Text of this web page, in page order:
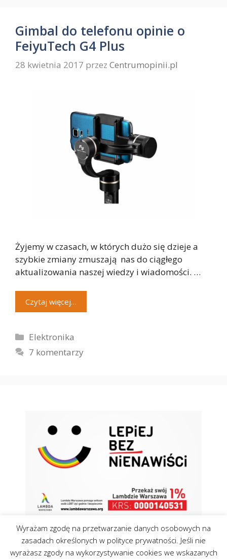
Gimbal do telefonu opinie o
FeiyuTech G4 Plus
28 kwietnia 2017 przez Centrumopinii.pl
Żyjemy w czasach, w których dużo się dzieje a
szybkie zmiany zmuszają nas do ciągłego
aktualizowania naszej wiedzy i wiadomości. …
Czytaj więcej…
Kategorie
Elektronika
7 komentarzy
Wyrażam zgodę na przetwarzanie danych osobowych na
zasadach określonych w polityce prywatności. Jeśli nie
wyrażasz zgody na wykorzystywanie cookies we wskazanych